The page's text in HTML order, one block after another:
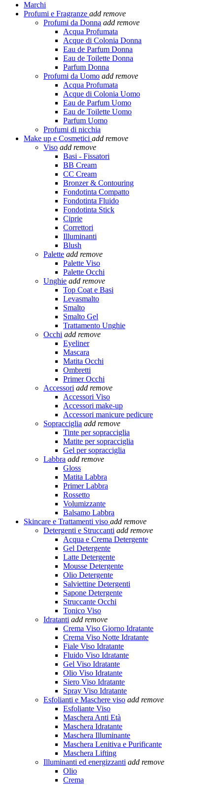
Marchi
Profumi e Fragranze add remove
Profumi da Donna add remove
Acqua Profumata
Acque di Colonia Donna
Eau de Parfum Donna
Eau de Toilette Donna
Parfum Donna
Profumi da Uomo add remove
Acqua Profumata
Acque di Colonia Uomo
Eau de Parfum Uomo
Eau de Toilette Uomo
Parfum Uomo
Profumi di nicchia
Make up e Cosmetici add remove
Viso add remove
Basi - Fissatori
BB Cream
CC Cream
Bronzer & Contouring
Fondotinta Compatto
Fondotinta Fluido
Fondotinta Stick
Ciprie
Correttori
Illuminanti
Blush
Palette add remove
Palette Viso
Palette Occhi
Unghie add remove
Top Coat e Basi
Levasmalto
Smalto
Smalto Gel
Trattamento Unghie
Occhi add remove
Eyeliner
Mascara
Matita Occhi
Ombretti
Primer Occhi
Accessori add remove
Accessori Viso
Accessori make-up
Accessori manicure pedicure
Sopracciglia add remove
Tinte per sopracciglia
Matite per sopracciglia
Gel per sopracciglia
Labbra add remove
Gloss
Matita Labbra
Primer Labbra
Rossetto
Volumizzante
Balsamo Labbra
Skincare e Trattamenti viso add remove
Detergenti e Struccanti add remove
Acqua e Crema Detergente
Gel Detergente
Latte Detergente
Mousse Detergente
Olio Detergente
Salviettine Detergenti
Sapone Detergente
Struccante Occhi
Tonico Viso
Idratanti add remove
Crema Viso Giorno Idratante
Crema Viso Notte Idratante
Fiale Viso Idratante
Fluido Viso Idratante
Gel Viso Idratante
Olio Viso Idratante
Siero Viso Idratante
Spray Viso Idratante
Esfolianti e Maschere viso add remove
Esfoliante Viso
Maschera Anti Età
Maschera Idratante
Maschera Illuminante
Maschera Lenitiva e Purificante
Maschera Lifting
Illuminanti ed energizzanti add remove
Olio
Crema